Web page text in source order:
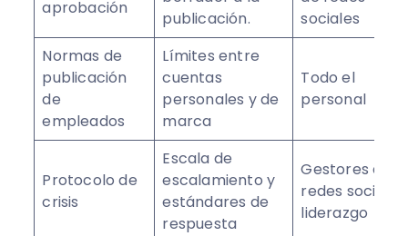
aprobación
publicación.
sociales
Normas de
publicación
de
empleados
Límites entre
cuentas
personales y de
marca
Todo el
personal
Protocolo de
crisis
Escala de
escalamiento y
estándares de
respuesta
Gestores de
redes sociales,
liderazgo